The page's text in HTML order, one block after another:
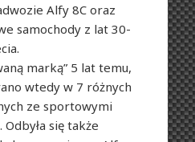
Alfy 8C oraz
samochody z lat 30-
marką” 5 lat temu,
wtedy w 7 różnych
ze sportowymi
się także